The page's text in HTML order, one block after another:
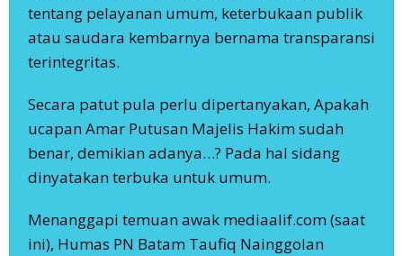
tentang pelayanan umum, keterbukaan publik
atau saudara kembarnya bernama transparansi
terintegritas.
Secara patut pula perlu dipertanyakan, Apakah
ucapan Amar Putusan Majelis Hakim sudah
benar, demikian adanya…? Pada hal sidang
dinyatakan terbuka untuk umum.
Menanggapi temuan awak mediaalif.com (saat
ini), Humas PN Batam Taufiq Nainggolan